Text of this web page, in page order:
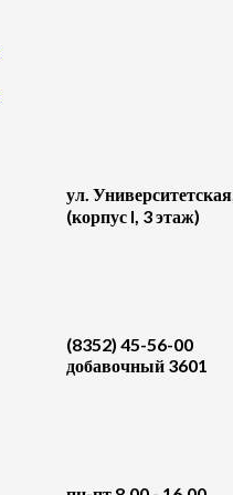
ул.
(корпус I, 3 этаж)
(8352) 45-56-00
добавочный 3601